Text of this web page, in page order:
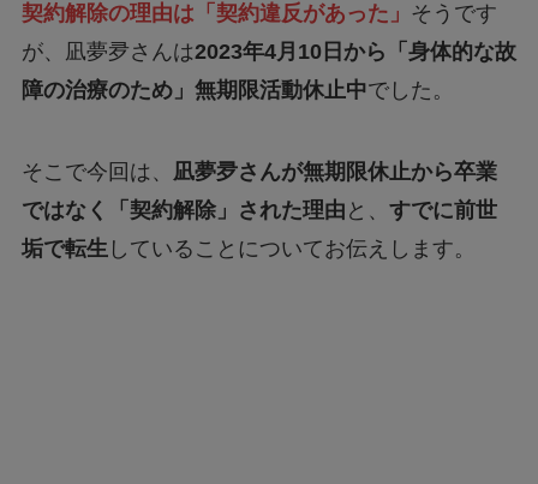
契約解除の理由は「契約違反があった」 そうです
が、凪夢夛さんは2023年4月10日から「身体的な故
障の治療のため」無期限活動休止中でした。
そこで今回は、
凪夢夛さんが無期限休止から卒業
ではなく「契約解除」された理由 と、 すでに前世
垢で転生 していることについてお伝えします。